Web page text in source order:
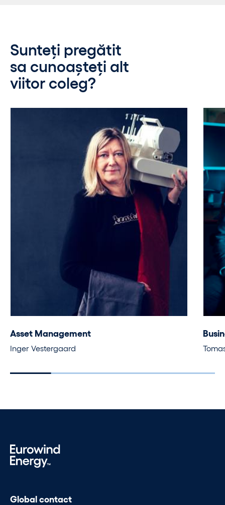
Sunteți pregătit
sa cunoașteți alt
viitor coleg?
Asset Management
Inger Vestergaard
Global contact